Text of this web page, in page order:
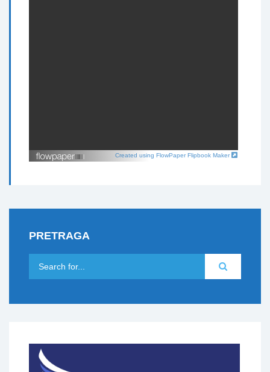
Created using FlowPaper Flipbook Maker
PRETRAGA